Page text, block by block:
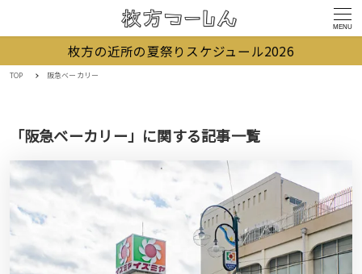
MENU
枚方の近所の夏祭りスケジュール2026
TOP 阪急ベーカリー
「阪急ベーカリー」に関する記事一覧